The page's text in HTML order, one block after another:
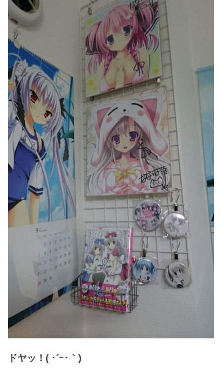
ドヤッ！( ･´ｰ･｀)